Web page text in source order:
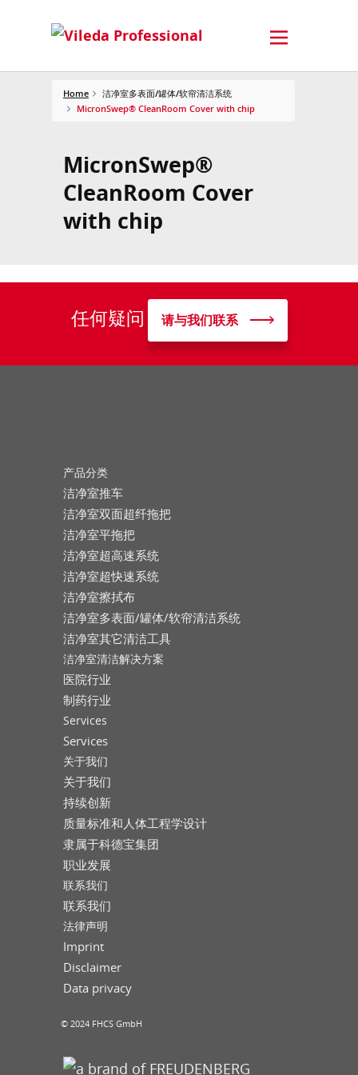
Home
洁净室多表面/罐体/软帘清洁系统
MicronSwep® CleanRoom Cover with chip
MicronSwep®
CleanRoom Cover
with chip
任何疑问 请与我们联系
产品分类
洁净室推车
洁净室双面超纤拖把
洁净室平拖把
洁净室超高速系统
洁净室超快速系统
洁净室擦拭布
洁净室多表面/罐体/软帘清洁系统
洁净室其它清洁工具
洁净室清洁解决方案
医院行业
制药行业
Services
Services
关于我们
关于我们
持续创新
质量标准和人体工程学设计
隶属于科德宝集团
职业发展
联系我们
联系我们
法律声明
Imprint
Disclaimer
Data privacy
© 2024 FHCS GmbH